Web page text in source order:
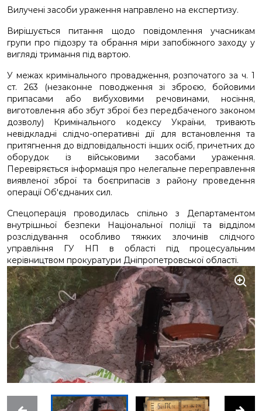
Вилучені засоби ураження направлено на експертизу.
Вирішується питання щодо повідомлення учасникам
групи про підозру та обрання міри запобіжного заходу у
вигляді тримання під вартою.
У межах кримінального провадження, розпочатого за ч. 1
ст. 263 (незаконне поводження зі зброєю, бойовими
припасами або вибуховими речовинами, носіння,
виготовлення або збут зброї без передбаченого законом
дозволу) Кримінального кодексу України, тривають
невідкладні слідчо-оперативні дії для встановлення та
притягнення до відповідальності інших осіб, причетних до
оборудок із військовими засобами ураження.
Перевіряється інформація про нелегальне переправлення
виявленої зброї та боєприпасів з району проведення
операції Об'єднаних сил.
Спецоперація проводилась спільно з Департаментом
внутрішньої безпеки Національної поліції та відділом
розслідування особливо тяжких злочинів слідчого
управління ГУ НП в області під процесуальним
керівництвом прокуратури Дніпропетровської області.